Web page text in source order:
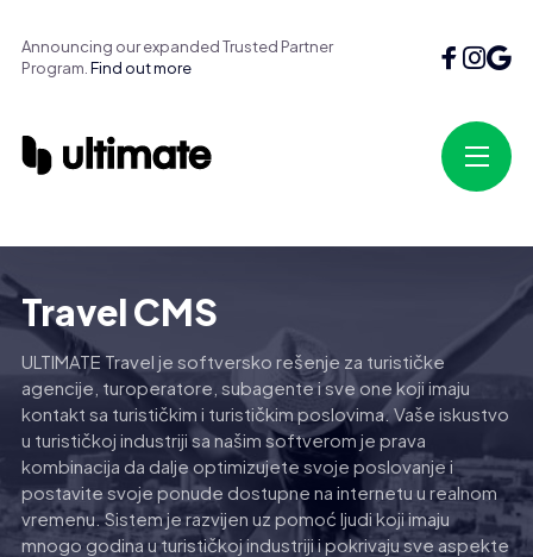
Announcing our expanded Trusted Partner
Program. Find out more
Travel CMS
ULTIMATE Travel je softversko rešenje za turističke
agencije, turoperatore, subagente i sve one koji imaju
kontakt sa turističkim i turističkim poslovima. Vaše iskustvo
u turističkoj industriji sa našim softverom je prava
kombinacija da dalje optimizujete svoje poslovanje i
postavite svoje ponude dostupne na internetu u realnom
vremenu. Sistem je razvijen uz pomoć ljudi koji imaju
mnogo godina u turističkoj industriji i pokrivaju sve aspekte